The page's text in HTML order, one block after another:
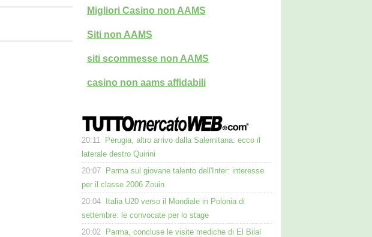
Migliori Casino non AAMS
Siti non AAMS
siti scommesse non AAMS
casino non aams affidabili
20:11
Perugia, altro arrivo dalla Salernitana: ecco il
laterale destro Quirini
20:07
Parma sul giovane talento dell'Inter: interesse
per il classe 2006 Zouin
20:04
Italia U20 verso il Mondiale in Polonia di
settembre: le convocate per lo stage
20:02
Parma, concluse le visite mediche di El Bilal